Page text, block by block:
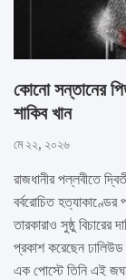
কোনো সন্তানের
শাকিব খান
মে ২২, ২০২৬
রাজধানীর পল্লবীতে
বর্বরোচিত হত্যাকাণ্ডের
তারকারাও সুষ্ঠু বিচারের
প্রকাশ করেছেন ঢালিউড
এক পোস্টে তিনি এই